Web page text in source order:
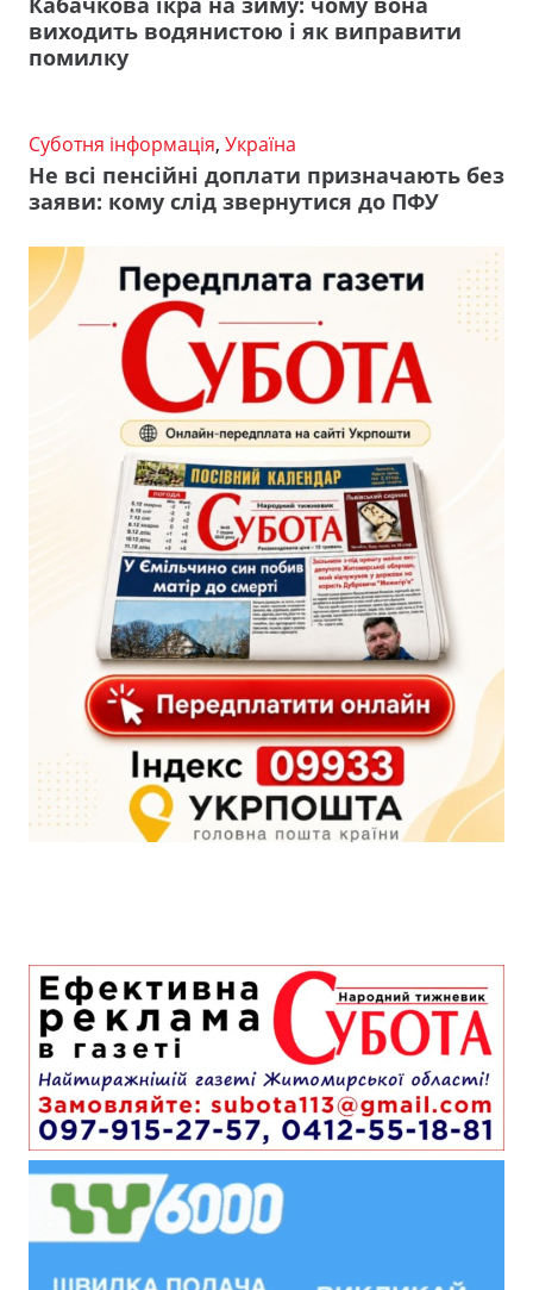
виходить водянистою і як виправити
помилку
Суботня інформація, Україна
Не всі пенсійні доплати призначають без
заяви: кому слід звернутися до ПФУ